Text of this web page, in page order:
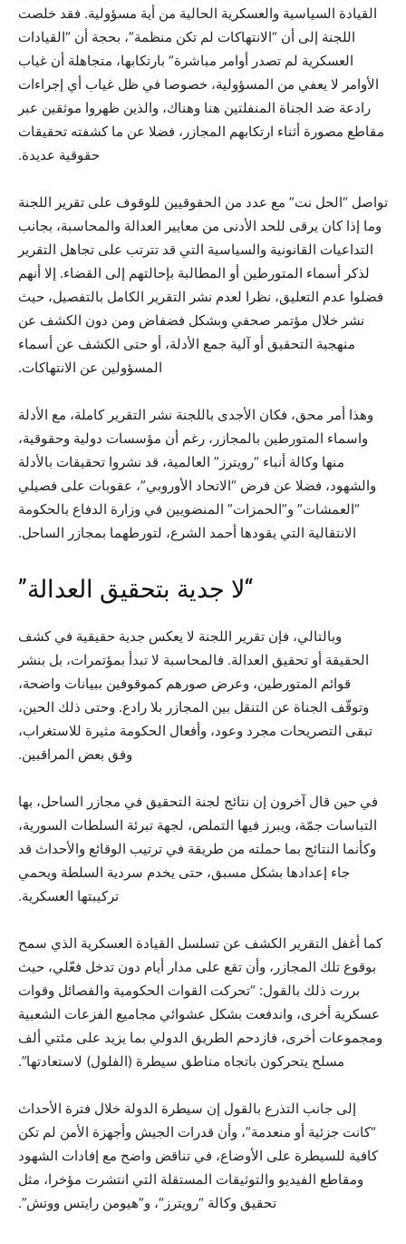
القيادة السياسية والعسكرية الحالية من أية مسؤولية. فقد خلصت
اللجنة إلى أن “الانتهاكات لم تكن منظمة”، بحجة أن “القيادات
العسكرية لم تصدر أوامر مباشرة” بارتكابها، متجاهلة أن غياب
الأوامر لا يعفي من المسؤولية، خصوصا في ظل غياب أي إجراءات
رادعة ضد الجناة المنفلتين هنا وهناك، والذين ظهروا موثقين عبر
مقاطع مصورة أثناء ارتكابهم المجازر، فضلا عن ما كشفته تحقيقات
حقوقية عديدة.
تواصل “الحل نت” مع عدد من الحقوقيين للوقوف على تقرير اللجنة
وما إذا كان يرقى للحد الأدنى من معايير العدالة والمحاسبة، بجانب
التداعيات القانونية والسياسية التي قد تترتب على تجاهل التقرير
لذكر أسماء المتورطين أو المطالبة بإحالتهم إلى القضاء. إلا أنهم
فضلوا عدم التعليق، نظرا لعدم نشر التقرير الكامل بالتفصيل، حيث
نشر خلال مؤتمر صحفي وبشكل فضفاض ومن دون الكشف عن
منهجية التحقيق أو آلية جمع الأدلة، أو حتى الكشف عن أسماء
المسؤولين عن الانتهاكات.
وهذا أمر محق، فكان الأجدى باللجنة نشر التقرير كاملة، مع الأدلة
واسماء المتورطين بالمجازر، رغم أن مؤسسات دولية وحقوقية،
منها وكالة أنباء “رويترز” العالمية، قد نشروا تحقيقات بالأدلة
والشهود، فضلا عن فرض “الاتحاد الأوروبي”، عقوبات على فصيلي
“العمشات” و”الحمزات” المنضويين في وزارة الدفاع بالحكومة
الانتقالية التي يقودها أحمد الشرع، لتورطهما بمجازر الساحل.
“لا جدية بتحقيق العدالة”
وبالتالي، فإن تقرير اللجنة لا يعكس جدية حقيقية في كشف
الحقيقة أو تحقيق العدالة. فالمحاسبة لا تبدأ بمؤتمرات، بل بنشر
قوائم المتورطين، وعرض صورهم كموقوفين ببيانات واضحة،
وتوقّف الجناة عن التنقل بين المجازر بلا رادع. وحتى ذلك الحين،
تبقى التصريحات مجرد وعود، وأفعال الحكومة مثيرة للاستغراب،
وفق بعض المراقبين.
في حين قال آخرون إن نتائج لجنة التحقيق في مجازر الساحل، بها
التباسات جمّة، ويبرز فيها التملص، لجهة تبرئة السلطات السورية،
وكأنما النتائج بما حملته من طريقة في ترتيب الوقائع والأحداث قد
جاء إعدادها بشكل مسبق، حتى يخدم سردية السلطة ويحمي
تركيبتها العسكرية.
كما أغفل التقرير الكشف عن تسلسل القيادة العسكرية الذي سمح
بوقوع تلك المجازر، وأن تقع على مدار أيام دون تدخل فعّلي، حيث
بررت ذلك بالقول: “تحركت القوات الحكومية والفصائل وقوات
عسكرية أخرى، واندفعت بشكل عشوائي مجاميع الفزعات الشعبية
ومجموعات أخرى، فازدحم الطريق الدولي بما يزيد على مئتي ألف
مسلح يتحركون باتجاه مناطق سيطرة (الفلول) لاستعادتها”.
إلى جانب التذرع بالقول إن سيطرة الدولة خلال فترة الأحداث
“كانت جزئية أو منعدمة”، وأن قدرات الجيش وأجهزة الأمن لم تكن
كافية للسيطرة على الأوضاع، في تناقض واضح مع إفادات الشهود
ومقاطع الفيديو والتوثيقات المستقلة التي انتشرت مؤخرا، مثل
تحقيق وكالة “رويترز“، و”هيومن رايتس ووتش”.